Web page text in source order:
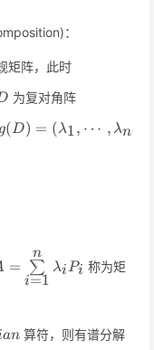
：
矩阵，此时
为复对角阵
(D) = (λ1, ⋯ , λn
=
i=1
∑
n
λiPi 称为矩
算符，则有谱分解